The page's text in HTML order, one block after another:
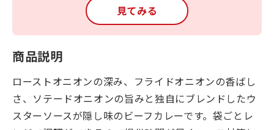
見てみる
商品説明
ローストオニオンの深み、フライドオニオンの香ばし
さ、ソテードオニオンの旨みと独自にブレンドしたウ
スターソースが隠し味のビーフカレーです。袋ごとレ